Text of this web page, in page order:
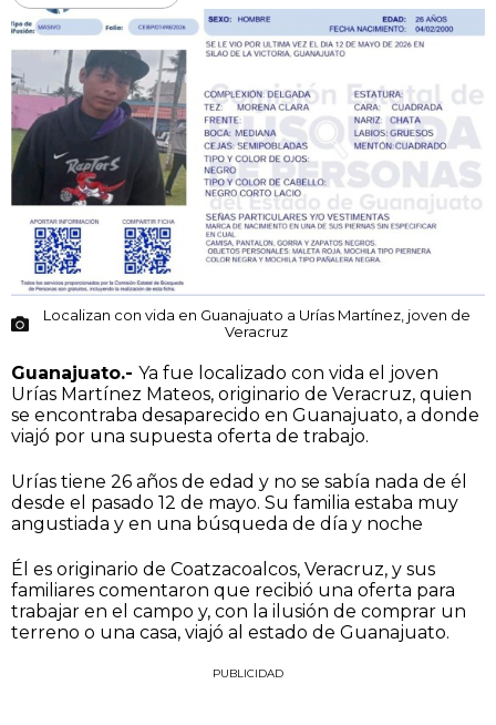
Localizan con vida en Guanajuato a Urías Martínez, joven de
Veracruz
Guanajuato.- Ya fue localizado con vida el joven
Urías Martínez Mateos, originario de Veracruz, quien
se encontraba desaparecido en Guanajuato, a donde
viajó por una supuesta oferta de trabajo.
Urías tiene 26 años de edad y no se sabía nada de él
desde el pasado 12 de mayo. Su familia estaba muy
angustiada y en una búsqueda de día y noche
Él es originario de Coatzacoalcos, Veracruz, y sus
familiares comentaron que recibió una oferta para
trabajar en el campo y, con la ilusión de comprar un
terreno o una casa, viajó al estado de Guanajuato.
PUBLICIDAD